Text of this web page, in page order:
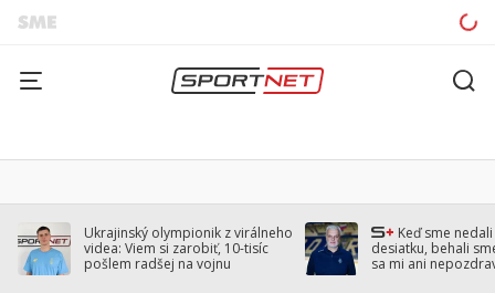
Ukrajinský olympionik z virálneho
videa: Viem si zarobiť, 10-tisíc
pošlem radšej na vojnu
Keď sme
desiatku, behali
sa mi ani